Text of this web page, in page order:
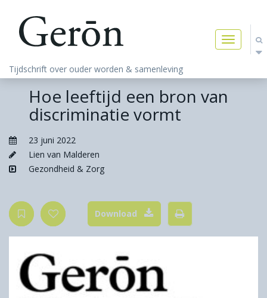
Toggle
navigation
Tijdschrift over ouder worden & samenleving
Hoe leeftijd een bron van
discriminatie vormt
23 juni 2022
Lien van Malderen
Gezondheid & Zorg
Download